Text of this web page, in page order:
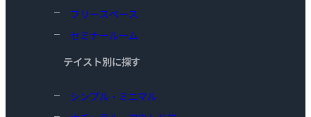
フリースペース
セミナールーム
テイスト別に探す
シンプル・ミニマル